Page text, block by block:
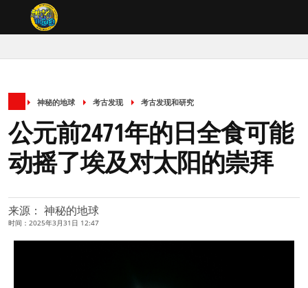
神秘的地球 考古发现 考古发现和研究
公元前2471年的日全食可能
动摇了埃及对太阳的崇拜
来源： 神秘的地球
时间：2025年3月31日 12:47